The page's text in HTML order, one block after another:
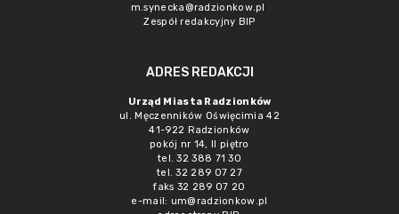
m.synecka@radzionkow.pl
Zespół redakcyjny BIP
ADRES REDAKCJI
Urząd Miasta Radzionków
ul. Męczenników Oświęcimia 42
41-922 Radzionków
pokój nr 14, II piętro
tel. 32 388 71 30
tel. 32 289 07 27
faks 32 289 07 20
e-mail: um@radzionkow.pl